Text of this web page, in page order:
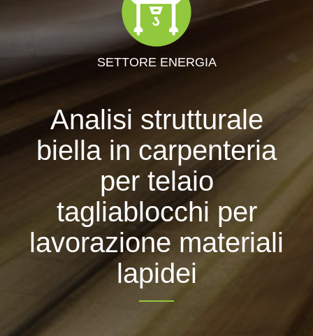
SETTORE ENERGIA
Analisi strutturale
biella in carpenteria
per telaio
tagliablocchi per
lavorazione materiali
lapidei